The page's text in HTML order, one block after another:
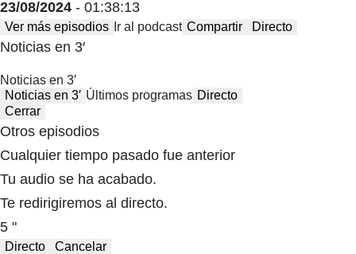
23/08/2024 - 01:38:13
Ver más episodios Ir al podcast Compartir Directo
Noticias en 3′
Noticias en 3′
Noticias en 3′ Últimos programas Directo
Cerrar
Otros episodios
Cualquier tiempo pasado fue anterior
Tu audio se ha acabado.
Te redirigiremos al directo.
5 "
Directo
Cancelar